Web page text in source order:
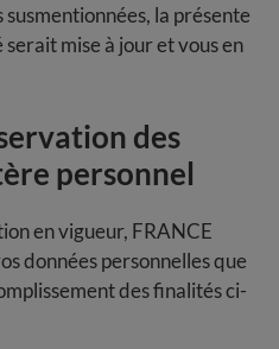
la présente
mise à jour et vous en
des
personnel
en vigueur, FRANCE
données personnelles que
des finalités ci-